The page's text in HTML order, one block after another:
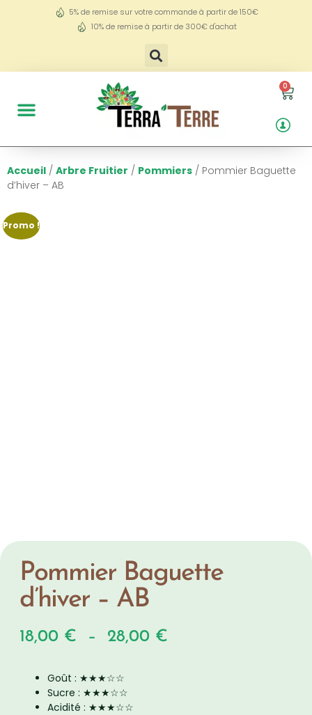
5% de remise sur votre commande à partir de 150€
10% de remise à partir de 300€ d'achat
0
Accueil / Arbre Fruitier / Pommiers / Pommier Baguette
d’hiver – AB
Promo !
Pommier Baguette
d’hiver – AB
18,00 € – 28,00 €
Goût : ★★★☆☆
Sucre : ★★★☆☆
Acidité : ★★★☆☆